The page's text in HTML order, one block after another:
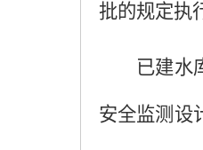
批的规定执
已建水
安全监测设